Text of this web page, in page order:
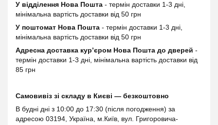
У відділення Нова Пошта - термін доставки 1-3 дні,
мінімальна вартість доставки від 50 грн
У поштомат Нова Пошта - термін доставки 1-3 дні,
мінімальна вартість доставки від 50 грн
Адресна доставка курʼєром Нова Пошта до дверей -
термін доставки 1-3 дні, мінімальна вартість доставки від
85 грн
Самовивіз зі складу в Києві — безкоштовно
В будні дні з 10:00 до 17:30 (після погодження) за
адресою 03194, Україна, м.Київ, вул. Григоровича-